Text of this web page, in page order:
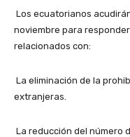
Los ecuatorianos
noviembre para
relacionados con:
La eliminación de la
extranjeras.
La reducción del número